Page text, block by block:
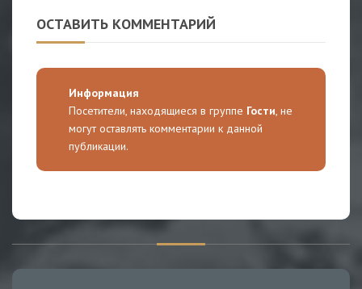
ОСТАВИТЬ КОММЕНТАРИЙ
Информация
Посетители, находящиеся в группе Гости, не
могут оставлять комментарии к данной
публикации.